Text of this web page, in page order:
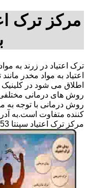
مرکز ترک
ترک اعتیاد در زرند به
اعتیاد به مواد مخدر
اطلاق می شود در کلینیک
روش های درمانی
روش درمانی با توجه به
کننده متفاوت است.به
مرکز ترک اعتیاد سپنتا 09128033153 خانم دمیرچی